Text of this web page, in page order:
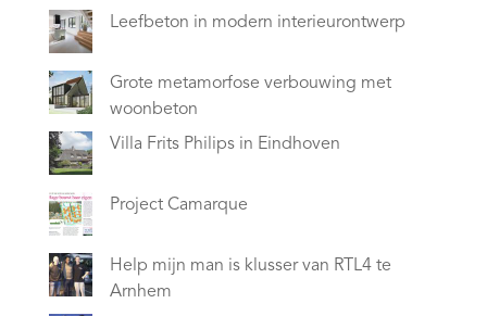
Leefbeton in modern interieurontwerp
Grote metamorfose verbouwing met
woonbeton
Villa Frits Philips in Eindhoven
Project Camarque
Help mijn man is klusser van RTL4 te
Arnhem